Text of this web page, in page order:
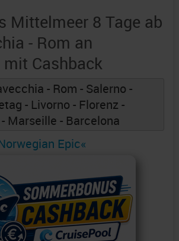
Mittelmeer 8 Tage ab
- Rom an
Cashback
- Rom - Salerno -
- Livorno - Florenz -
Marseille - Barcelona
Epic«